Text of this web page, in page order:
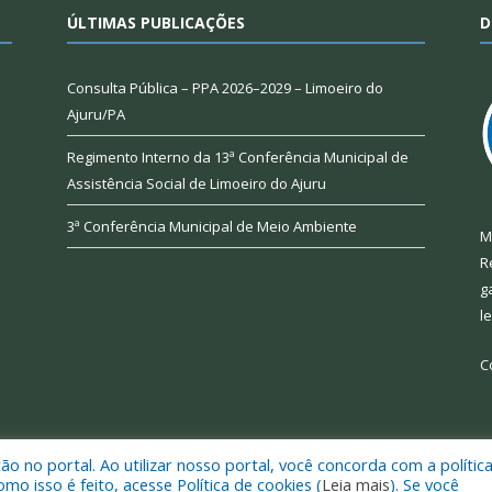
ÚLTIMAS PUBLICAÇÕES
Consulta Pública – PPA 2026–2029 – Limoeiro do
Ajuru/PA
Regimento Interno da 13ª Conferência Municipal de
Assistência Social de Limoeiro do Ajuru
3ª Conferência Municipal de Meio Ambiente
Limoeiro do Ajuru. Mapa do
no portal. Ao utilizar nosso portal, você concorda com a
isso é feito, acesse Política de cookies (Leia mais). Se você